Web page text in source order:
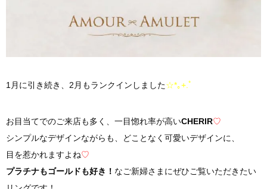
1月に引き続き、2月もランクインしました☆*｡+.ﾟ
お目当てでのご来店も多く、一目惚れ率が高いCHERIR♡
シンプルなデザインながらも、どことなく可愛いデザインに、
目を惹かれますよね♡
プラチナもゴールドも好き！ なご新婦さまにぜひご覧いただきたい